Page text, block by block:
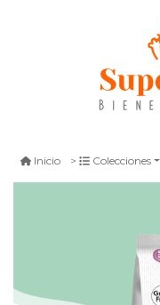
Inicio Colecciones